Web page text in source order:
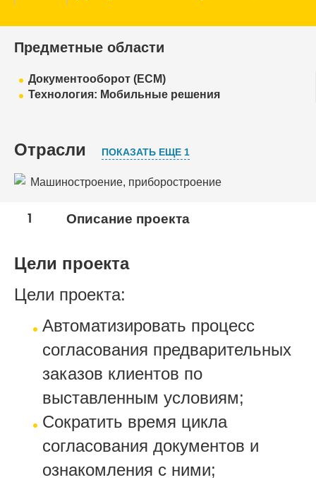
Предметные области
Документооборот (ECM)
Технология: Мобильные решения
Отрасли ПОКАЗАТЬ ЕЩЕ 1
Машиностроение, приборостроение
Торговля
1 Описание проекта
Цели проекта
Цели проекта:
Автоматизировать процесс
согласования предварительных
заказов клиентов по
выставленным условиям;
Сократить время цикла
согласования документов и
ознакомления с ними;